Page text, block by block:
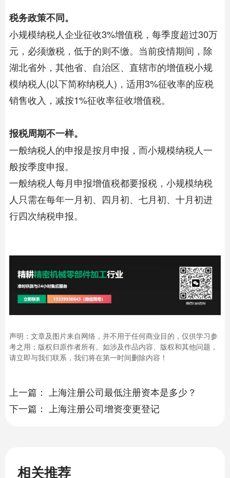
税务政策不同。
小规模纳税人企业征收3%增值税，每季度超过30万
元，必须缴税，低于的则不缴。当前疫情期间，除
湖北省外，其他省、自治区、直辖市的增值税小规
模纳税人(以下简称纳税人)，适用3%征收率的应税
销售收入，减按1%征收率征收增值税。
报税周期不一样。
一般纳税人的申报是按月申报，而小规模纳税人一
般按季度申报。
一般纳税人每月申报增值税都要报税，小规模纳税
人只需在每年一月初、四月初、七月初、十月初进
行四次纳税申报。
声明：文章及图片来自网络，并不用于任何商业目的，仅供学习参
考之用；版权归原作者所有。如涉及作品内容、版权和其他问题，
请立即与我们联系，我们将在第一时间删除内容！
上一篇：
上海注册公司最低注册资本是多少？
下一篇：
上海注册公司增资变更登记
相关推荐